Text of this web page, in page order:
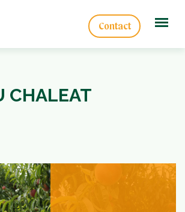
Contact
CHALEAT